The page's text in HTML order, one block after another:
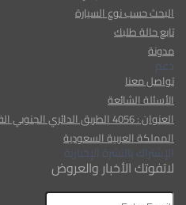
البحث حسب نوع السيارة
تابع حالة طلبك
مدونة
دعم
تواصل معنا
الأسئلة الشائعة
المملكة العربية السعودية
الإشتراك بالنشرة الإخبارية
لاتفوتك الأخبار والعروض